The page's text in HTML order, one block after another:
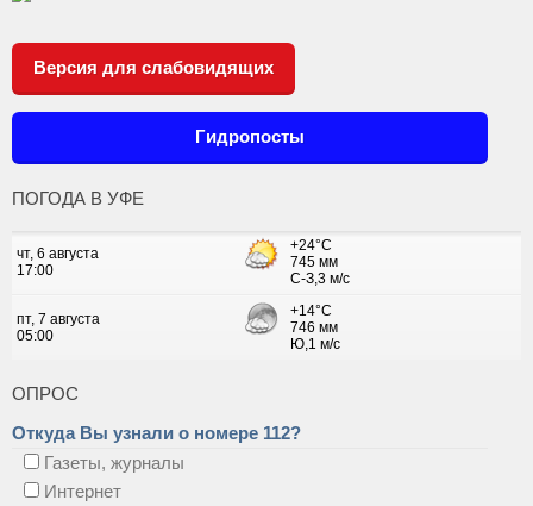
Версия для слабовидящих
Гидропосты
ПОГОДА В УФЕ
ОПРОС
Откуда Вы узнали о номере 112?
Газеты, журналы
Интернет